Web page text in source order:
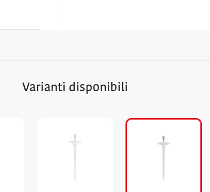
Varianti disponibili